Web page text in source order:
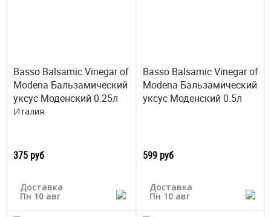
Basso Balsamic Vinegar of
Modena Бальзамический
уксус Моденский 0.25л
Италия
375 руб
Доставка
Пн 10 авг
Basso Balsamic Vinegar of
Modena Бальзамический
уксус Моденский 0.5л
599 руб
Доставка
Пн 10 авг